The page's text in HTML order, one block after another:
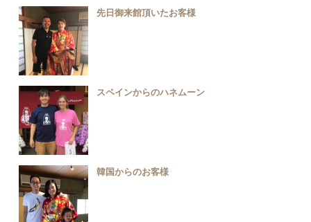
先日御来館頂いたお客様
スペインからのハネムーン
韓国からのお客様